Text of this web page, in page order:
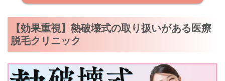
【効果重視】熱破壊式の取り扱いがある医療
脱毛クリニック